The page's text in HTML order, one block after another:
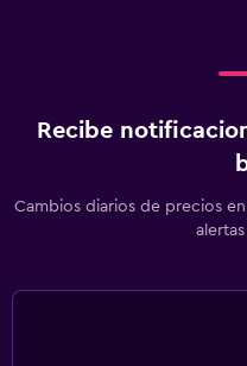
Recibe
Cambios diarios de precios